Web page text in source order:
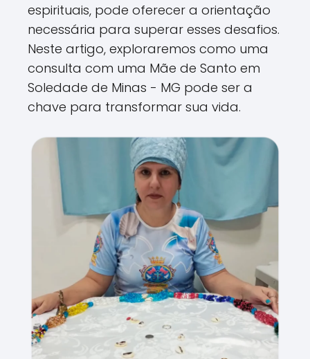
espirituais, pode oferecer a orientação
necessária para superar esses desafios.
Neste artigo, exploraremos como uma
consulta com uma Mãe de Santo em
Soledade de Minas - MG pode ser a
chave para transformar sua vida.